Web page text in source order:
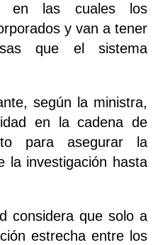
en las cuales los
y van a tener
que el sistema
según la ministra,
en la cadena de
para asegurar la
la investigación hasta
considera que solo a
estrecha entre los